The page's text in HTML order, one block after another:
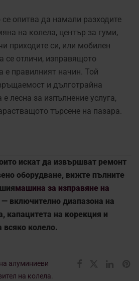
опитва да намали разходите
на колела, център за гуми,
приходите си, или мобилен
се отличи, изправящото
е правилният начин. Той
и дълготрайна
лесна за изпълнение услуга,
търсене на пазара.
искат да извършват ремонт
оборудване, вижте пълните
машина за изправяне на
— включително диапазона на
капацитета на корекция и
всяко колело.
алуминиеви
на колела.